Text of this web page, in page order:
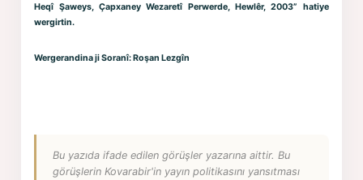
Heqî Şaweys, Çapxaney Wezaretî Perwerde, Hewlêr, 2003” hatiye
wergirtin.
Wergerandina jiSoranî: Roşan Lezgîn
Bu yazıda ifade edilen görüşler yazarına aittir. Bu
görüşlerin Kovarabir'in yayın politikasını yansıtması